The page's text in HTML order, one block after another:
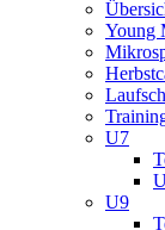
Young
U7
U9